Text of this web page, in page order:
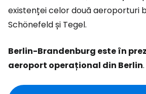
existenței celor două aeroporturi
Schönefeld și Tegel.
Berlin-Brandenburg este în
aeroport operațional din Berlin.